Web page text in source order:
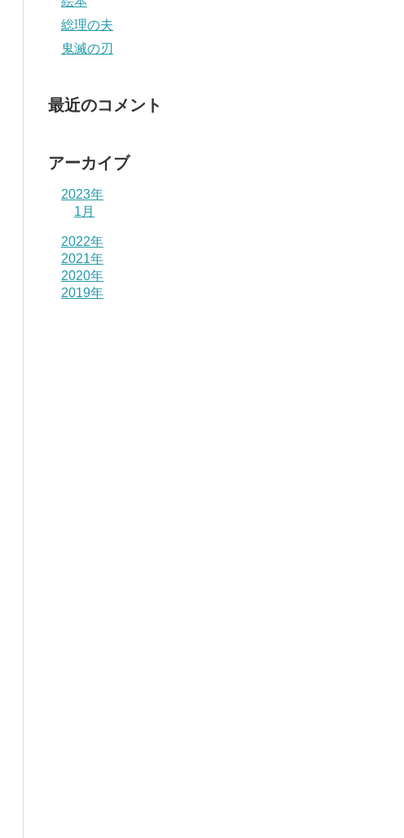
総理の夫
鬼滅の刃
最近のコメント
アーカイブ
2023年
1月
2022年
2021年
2020年
2019年